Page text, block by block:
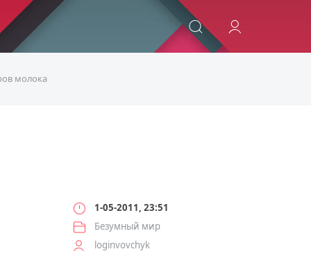
ИСКАТЬ
молока
1-05-2011, 23:51
Безумный мир
loginvovchyk